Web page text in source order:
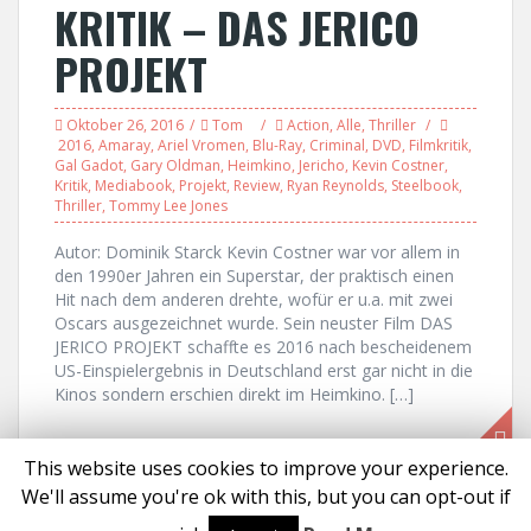
KRITIK – DAS JERICO
PROJEKT
Oktober 26, 2016 Tom Action, Alle, Thriller
2016, Amaray, Ariel Vromen, Blu-Ray, Criminal, DVD, Filmkritik,
Gal Gadot, Gary Oldman, Heimkino, Jericho, Kevin Costner,
Kritik, Mediabook, Projekt, Review, Ryan Reynolds, Steelbook,
Thriller, Tommy Lee Jones
Autor: Dominik Starck Kevin Costner war vor allem in
den 1990er Jahren ein Superstar, der praktisch einen
Hit nach dem anderen drehte, wofür er u.a. mit zwei
Oscars ausgezeichnet wurde. Sein neuster Film DAS
JERICO PROJEKT schaffte es 2016 nach bescheidenem
US-Einspielergebnis in Deutschland erst gar nicht in die
Kinos sondern erschien direkt im Heimkino. […]
Proudly powered by WordPress |Theme: Solon by aThemes
This website uses cookies to improve your experience.
We'll assume you're ok with this, but you can opt-out if